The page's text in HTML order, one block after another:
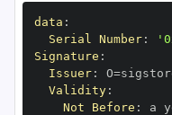
data :
Serial Number:
Signature :
Issuer:
Validity:
Not Before : a